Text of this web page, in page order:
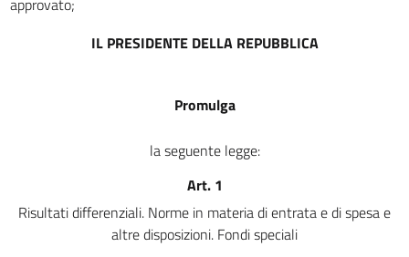
approvato;
IL PRESIDENTE DELLA REPUBBLICA
Promulga
la seguente legge:
Art. 1
Risultati differenziali. Norme in materia di entrata e di spesa e
altre disposizioni. Fondi speciali